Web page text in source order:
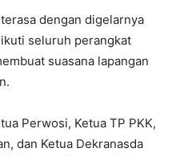
dengan digelarnya
seluruh perangkat
suasana lapangan
Perwosi, Ketua TP PKK,
dan Ketua Dekranasda